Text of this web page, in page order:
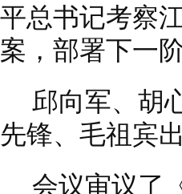
平总书记考察
案，部署下一
邱向军、胡
先锋、毛祖宾出
会议审议了